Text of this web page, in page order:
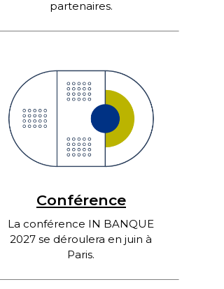
partenaires.
Conférence
La conférence IN BANQUE
2027 se déroulera en juin à
Paris.